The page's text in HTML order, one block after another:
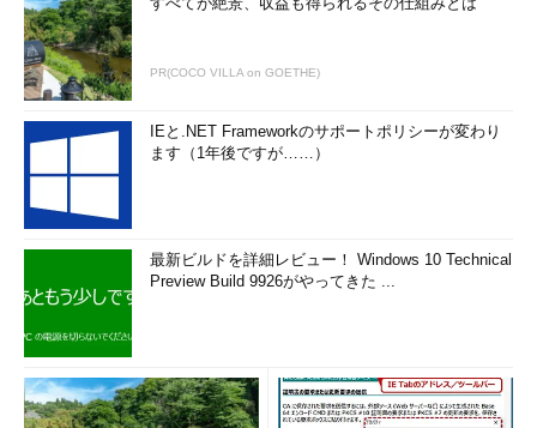
PR(COCO VILLA on GOETHE)
IEと.NET Frameworkのサポートポリシーが変わり
ます（1年後ですが……）
最新ビルドを詳細レビュー！ Windows 10 Technical
Preview Build 9926がやってきた ...